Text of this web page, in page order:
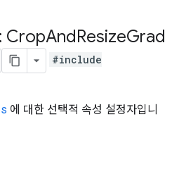
CropAndResizeGrad
#include
에 대한 선택적 속성 설정자입니